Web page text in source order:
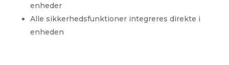
enheder
Alle sikkerhedsfunktioner integreres direkte i
enheden